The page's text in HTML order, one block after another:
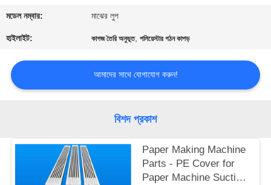
করুন
খবর
উদ্ধৃতির
আবেদন
মডেল নম্বার: মাঝের লুপ
হাইলাইট: কাগজ তৈরি অনুভূত,পলিয়েস্টার গঠন কাপড়
আমাদের সাথে যোগাযোগ করুন!
বিশদ প্রকাশ
Paper Making Machine
Parts - PE Cover for
Paper Machine Suction